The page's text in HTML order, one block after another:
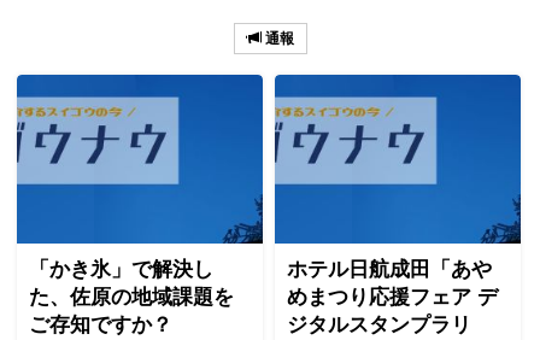
通報
「かき氷」で解決し
た、佐原の地域課題を
ご存知ですか？
ホテル日航成田「あや
めまつり応援フェア デ
ジタルスタンプラリ